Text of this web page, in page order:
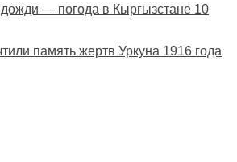
— погода в Кыргызстане 10
память жертв Уркуна 1916 года